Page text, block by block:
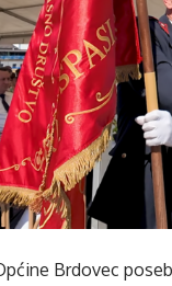
Brdovec